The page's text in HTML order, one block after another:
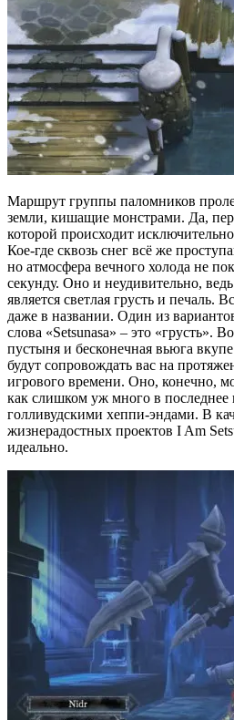
Маршрут группы паломников
земли, кишащие монстрами. Да,
которой происходит
Кое-где сквозь снег всё же
но атмосфера вечного холода не
секунду. Оно и неудивительно,
является светлая грусть и печаль.
даже в названии. Один из
слова «Setsunasa» – это «грусть».
пустыня и бесконечная вьюга
будут сопровождать вас на
игрового времени. Оно, конечно,
как слишком уж много в последнее
голливудскими хеппи-эндами. В
жизнерадостных проектов I Am
идеально.